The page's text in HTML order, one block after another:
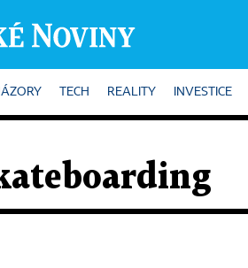
TECH REALITY INVESTICE